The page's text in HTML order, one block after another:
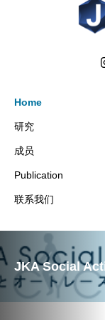
Home
研究
成员
Publication
联系我们
JKA Social